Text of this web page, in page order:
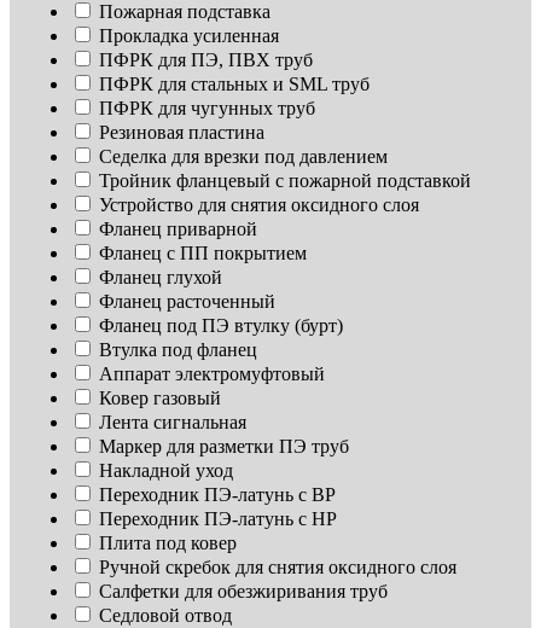
Пожарная подставка
Прокладка усиленная
ПФРК для ПЭ, ПВХ труб
ПФРК для стальных и SML труб
ПФРК для чугунных труб
Резиновая пластина
Седелка для врезки под давлением
Тройник фланцевый с пожарной подставкой
Устройство для снятия оксидного слоя
Фланец приварной
Фланец с ПП покрытием
Фланец глухой
Фланец расточенный
Фланец под ПЭ втулку (бурт)
Втулка под фланец
Аппарат электромуфтовый
Ковер газовый
Лента сигнальная
Маркер для разметки ПЭ труб
Накладной уход
Переходник ПЭ-латунь с ВР
Переходник ПЭ-латунь с НР
Плита под ковер
Ручной скребок для снятия оксидного слоя
Салфетки для обезжиривания труб
Седловой отвод